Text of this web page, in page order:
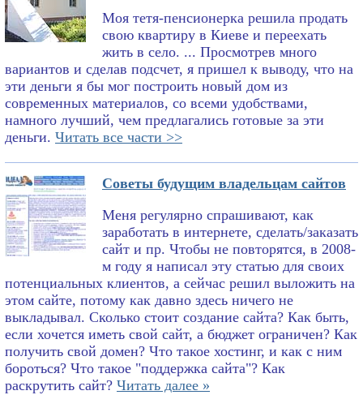
Моя тетя-пенсионерка решила продать
свою квартиру в Киеве и переехать
жить в село. ... Просмотрев много
вариантов и сделав подсчет, я пришел к выводу, что на
эти деньги я бы мог построить новый дом из
современных материалов, со всеми удобствами,
намного лучший, чем предлагались готовые за эти
деньги. Читать все части >>
Советы будущим владельцам сайтов
Меня регулярно спрашивают, как
заработать в интернете, сделать/заказать
сайт и пр. Чтобы не повторятся, в 2008-
м году я написал эту статью для своих
потенциальных клиентов, а сейчас решил выложить на
этом сайте, потому как давно здесь ничего не
выкладывал. Сколько стоит создание сайта? Как быть,
если хочется иметь свой сайт, а бюджет ограничен? Как
получить свой домен? Что такое хостинг, и как с ним
бороться? Что такое "поддержка сайта"? Как
раскрутить сайт? Читать далее »